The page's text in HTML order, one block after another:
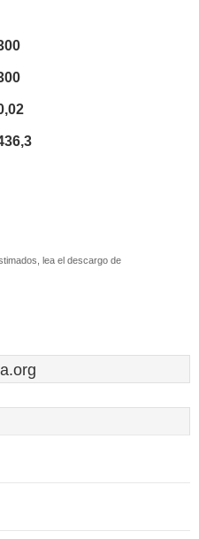
lea el descargo de